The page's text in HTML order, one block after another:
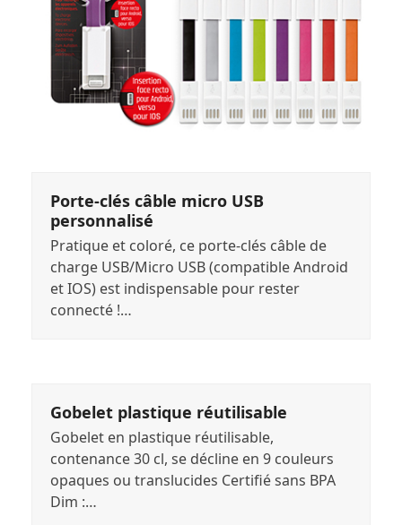
Porte-clés câble micro USB
personnalisé
Pratique et coloré, ce porte-clés câble de
charge USB/Micro USB (compatible Android
et IOS) est indispensable pour rester
connecté !…
Gobelet plastique réutilisable
Gobelet en plastique réutilisable,
contenance 30 cl, se décline en 9 couleurs
opaques ou translucides Certifié sans BPA
Dim :…